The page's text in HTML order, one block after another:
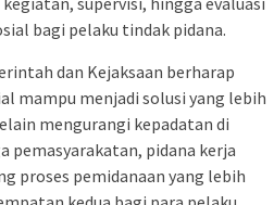
bagi pelaku tindak pidana.
dan Kejaksaan berharap
mampu menjadi solusi yang lebih
mengurangi kepadatan di
pemasyarakatan, pidana kerja
proses pemidanaan yang lebih